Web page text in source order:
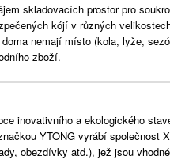
skladovacích prostor pro
kójí v různých
nemají místo (kola, lyže,
zboží.
inovativního a ekologického
YTONG vyrábí společnost
obezdívky atd.), jež jsou